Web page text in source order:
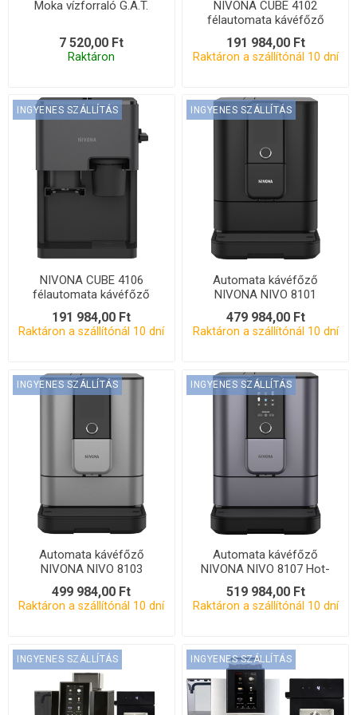
Moka vízforraló G.A.T.
7 520,00 Ft
Raktáron
NIVONA CUBE 4102
félautomata kávéfőző
191 984,00 Ft
Raktáron a szállítónál 10 dní
INGYENES SZÁLLÍTÁS
NIVONA CUBE 4106
félautomata kávéfőző
191 984,00 Ft
Raktáron a szállítónál 10 dní
INGYENES SZÁLLÍTÁS
Automata kávéfőző
NIVONA NIVO 8101
479 984,00 Ft
Raktáron a szállítónál 10 dní
INGYENES SZÁLLÍTÁS
Automata kávéfőző
NIVONA NIVO 8103
499 984,00 Ft
Raktáron a szállítónál 10 dní
INGYENES SZÁLLÍTÁS
Automata kávéfőző
NIVONA NIVO 8107 Hot-
Cold Coffee
519 984,00 Ft
Raktáron a szállítónál 10 dní
INGYENES SZÁLLÍTÁS INGYENES SZÁLLÍTÁS